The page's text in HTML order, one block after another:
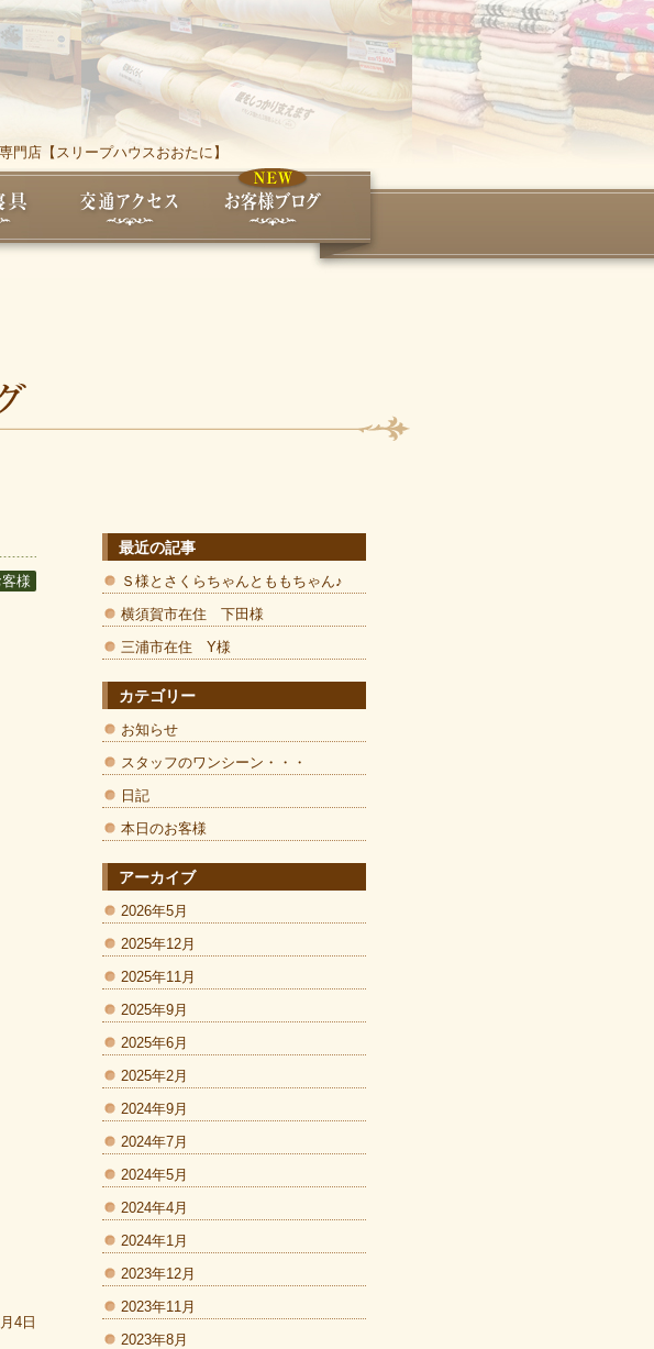
門店【スリープハウスおおたに】
様
4日
最近の記事
Ｓ様とさくらちゃんとももちゃん♪
横須賀市在住 下田様
三浦市在住 Y様
カテゴリー
お知らせ
スタッフのワンシーン・・・
日記
本日のお客様
アーカイブ
2026年5月
2025年12月
2025年11月
2025年9月
2025年6月
2025年2月
2024年9月
2024年7月
2024年5月
2024年4月
2024年1月
2023年12月
2023年11月
2023年8月